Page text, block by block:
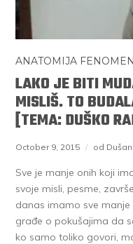
ANATOMIJA
LAKO JE BITI
MISLIŠ. TO
[TEMA: DUŠKO
October 9, 2015 od
Sve je manje onih koji
svoje misli, pesme,
danas imamo sve
građe o pokušajima da
ko samo toliko govori,